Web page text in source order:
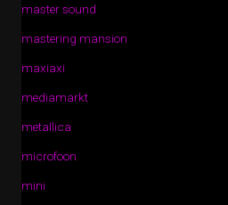
master sound
mastering mansion
maxiaxi
mediamarkt
metallica
microfoon
mini